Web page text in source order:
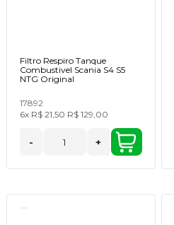
Filtro Respiro Tanque
Combustivel Scania S4 S5
NTG Original
17892
6x R$ 21,50 R$ 129,00
- +